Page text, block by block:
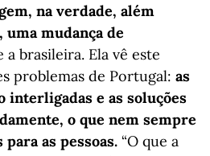
na verdade, além
uma mudança de
a brasileira. Ela vê este
problemas de Portugal: as
interligadas e as soluções
o que nem sempre
as pessoas. “O que a